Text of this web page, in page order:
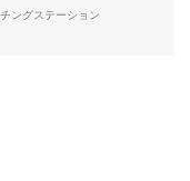
ングステーション